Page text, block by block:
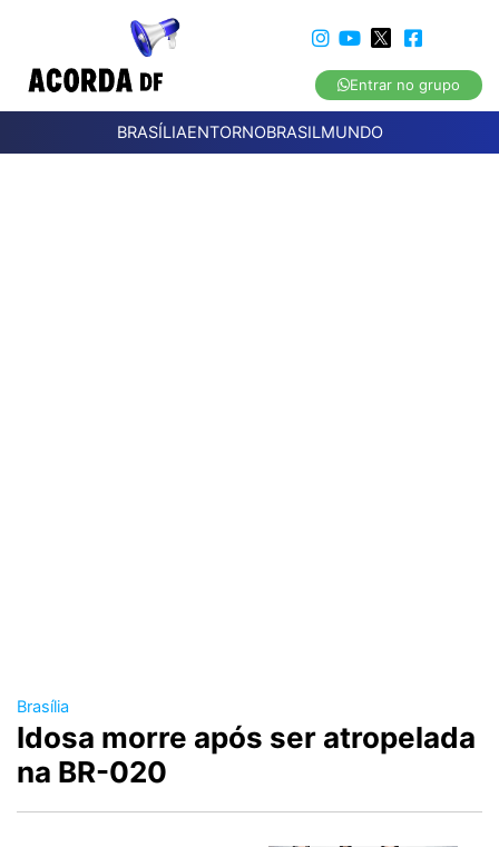
Entrar no grupo
BRASÍLIAENTORNOBRASILMUNDO
Brasília
Idosa morre após ser atropelada
na BR-020